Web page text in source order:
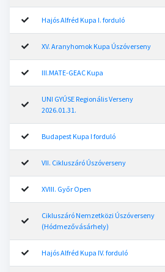
Hajós Alfréd Kupa I. forduló
XV. Aranyhomok Kupa Úszóverseny
III.MATE-GEAC Kupa
UNI GYÚSE Regionális Verseny
2026.01.31.
Budapest Kupa I forduló
VII. Cikluszáró Úszóverseny
XVIII. Győr Open
Cikluszáró Nemzetközi Úszóverseny
(Hódmezővásárhely)
Hajós Alfréd Kupa IV. forduló